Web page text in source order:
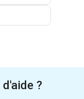
?